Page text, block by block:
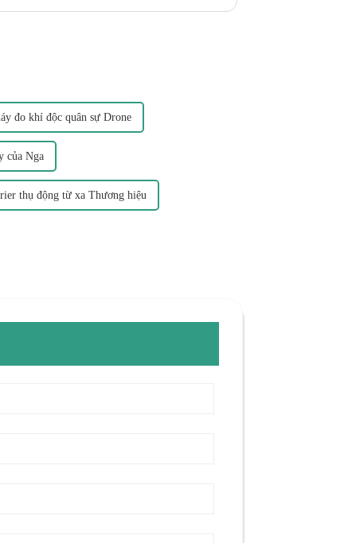
đo khí độc quân sự Drone
của Nga
thụ động từ xa Thương hiệu